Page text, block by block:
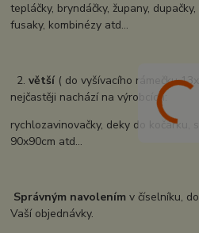
tepláčky, bryndáčky, župany,
fusaky, kombinézy atd...
2.větší ( do vyšívacího rámečku
nejčastěji nachází na výrobcích:
rychlozavinovačky, deky do kočárku,
90x90cm atd...
Správným navolením v číselníku,
Vaší objednávky.